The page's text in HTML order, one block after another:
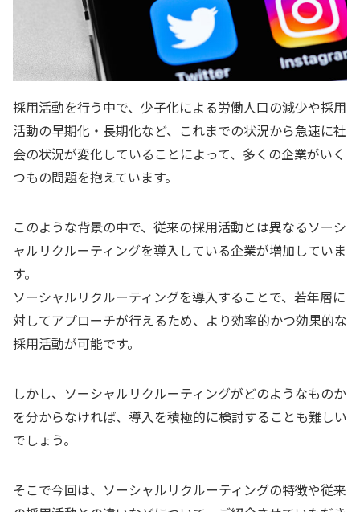
採用活動を行う中で、少子化による労働人口の減少や採用
活動の早期化・長期化など、これまでの状況から急速に社
会の状況が変化していることによって、多くの企業がいく
つもの問題を抱えています。
このような背景の中で、従来の採用活動とは異なるソーシ
ャルリクルーティングを導入している企業が増加していま
す。
ソーシャルリクルーティングを導入することで、若年層に
対してアプローチが行えるため、より効率的かつ効果的な
採用活動が可能です。
しかし、ソーシャルリクルーティングがどのようなものか
を分からなければ、導入を積極的に検討することも難しい
でしょう。
そこで今回は、ソーシャルリクルーティングの特徴や従来